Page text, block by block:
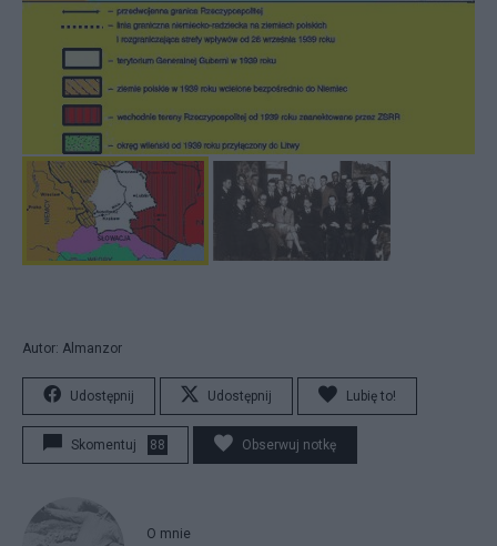
Autor: Almanzor
Udostępnij Udostępnij Lubię to!
Skomentuj 88 Obserwuj notkę
O mnie